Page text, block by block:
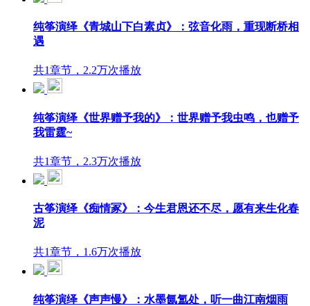
纯筝演绎《青城山下白素贞》：弦音化雨，重现断桥相
遇
共1章节，2.2万次播放
纯筝演绎《世界赠予我的》：世界赠予我虫鸣，也赠予
我雷霆~
共1章节，2.3万次播放
古筝演绎《痴情冢》：今生君恩还不尽，愿有来生化春
泥
共1章节，1.6万次播放
纯筝演绎《声声慢》：水墨氤氲处，听一曲江南烟雨